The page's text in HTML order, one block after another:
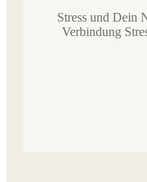
​​Stress und Dein
Verbindung